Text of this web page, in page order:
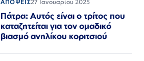
ΑΠΟΨΕΙΣ27 Ιανουαρίου 2025
Πάτρα: Αυτός είναι ο τρίτος που
καταζητείται για τον ομαδικό
βιασμό ανηλίκου κοριτσιού